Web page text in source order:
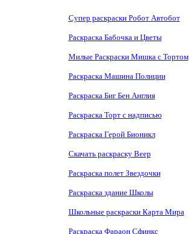
Супер раскраски Робот Автобот
Раскраска Бабочка и Цветы
Милые Раскраски Мишка с Тортом
Раскраска Машина Полиции
Раскраска Биг Бен Англия
Раскраска Торт с надписью
Раскраска Герой Бионикл
Скачать раскраску Веер
Раскраска полет Звездочки
Раскраска здание Школы
Школьные раскраски Карта Мира
Раскраска Фараон Сфинкс